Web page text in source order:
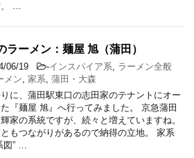
、 …
ラーメン：麺屋 旭（蒲田）
06/19 -インスパイア系, ラーメン全般
メン, 家系, 蒲田・大森
に、蒲田駅東口の志田家のテナントにオー
『麺屋 旭』へ行ってみました。 京急蒲田
家の系統ですが、続々と増えていますね。
もつながりがあるので納得の立地。 家系
図” …